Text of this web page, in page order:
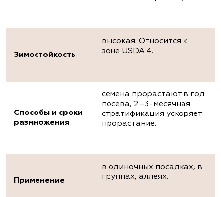
Зимостойкость
высокая. Относится к
зоне USDA 4.
Способы и сроки
размножения
семена прорастают в год
посева, 2–3-месячная
стратификация ускоряет
прорастание.
Применение
в одиночных посадках, в
группах, аллеях.